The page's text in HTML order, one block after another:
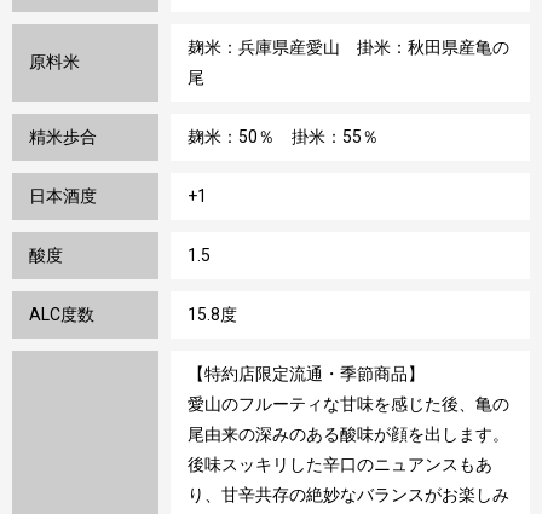
原料米
麹米：兵庫県産愛山 掛米：秋田県産亀の
尾
精米歩合 麹米：50％ 掛米：55％
日本酒度 +1
酸度 1.5
ALC度数 15.8度
【特約店限定流通・季節商品】
愛山のフルーティな甘味を感じた後、亀の
尾由来の深みのある酸味が顔を出します。
後味スッキリした辛口のニュアンスもあ
り、甘辛共存の絶妙なバランスがお楽しみ